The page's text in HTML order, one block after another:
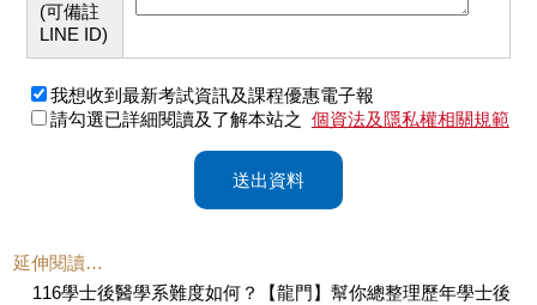
(可備註
LINE ID)
我想收到最新考試資訊及課程優惠電子報
請勾選已詳細閱讀及了解本站之 個資法及隱私權相關規範
送出資料
延伸閱讀…
116學士後醫學系難度如何？【龍門】幫你總整理歷年學士後